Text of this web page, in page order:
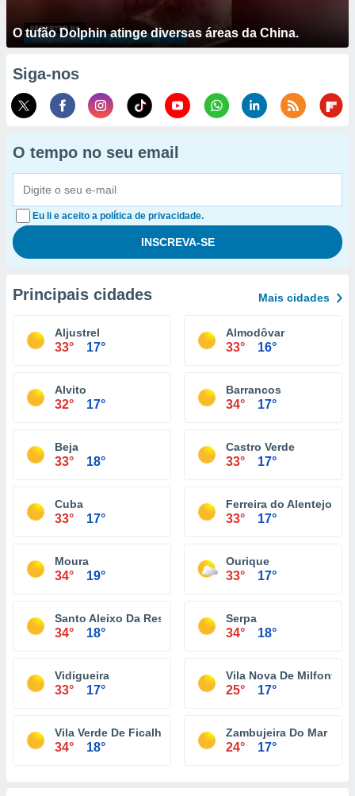
O tufão Dolphin atinge diversas áreas da China.
Siga-nos
O tempo no seu email
Eu li e aceito a política de privacidade.
Principais cidades Mais cidades
Aljustrel
33° 17°
Almodôvar
33° 16°
Alvito
32° 17°
Barrancos
34° 17°
Beja
33° 18°
Castro Verde
33° 17°
Cuba
33° 17°
Ferreira do Alentejo
33° 17°
Moura
34° 19°
Ourique
33° 17°
Santo Aleixo Da Restauração
34° 18°
Serpa
34° 18°
Vidigueira
33° 17°
Vila Nova De Milfontes
25° 17°
Vila Verde De Ficalho
34° 18°
Zambujeira Do Mar
24° 17°